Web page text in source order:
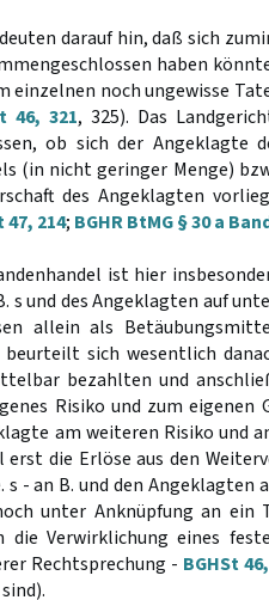
darauf hin, daß sich
haben
einzelnen noch ungewisse
46, 321, 325). Das
ob sich der Angeklagte
(in nicht geringer Menge)
des Angeklagten
47, 214; BGHR BtMG § 30 a
ist hier
s und des Angeklagten auf
allein als
beurteilt sich wesentlich
bezahlten und
Risiko und zum
am weiteren Risiko und
die Erlöse aus den
s - an B. und den Angeklagten
unter Anknüpfung an ein
die Verwirklichung eines
Rechtsprechung - BGHSt